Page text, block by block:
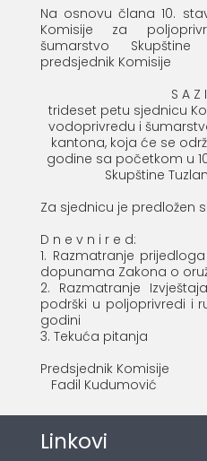
Na osnovu člana 10.
Komisije za
šumarstvo Skupštine
predsjednik Komisije
S A Z
trideset petu sjednicu
vodoprivredu i
kantona, koja će se
godine sa početkom u
Skupštine
Za sjednicu je predložen
D n e v n i r e d:
1. Razmatranje
dopunama Zakona o
2. Razmatranje
podrški u poljoprivredi i
godini
3. Tekuća pitanja
Predsjednik Komisije
Fadil Kudumović
Linkovi